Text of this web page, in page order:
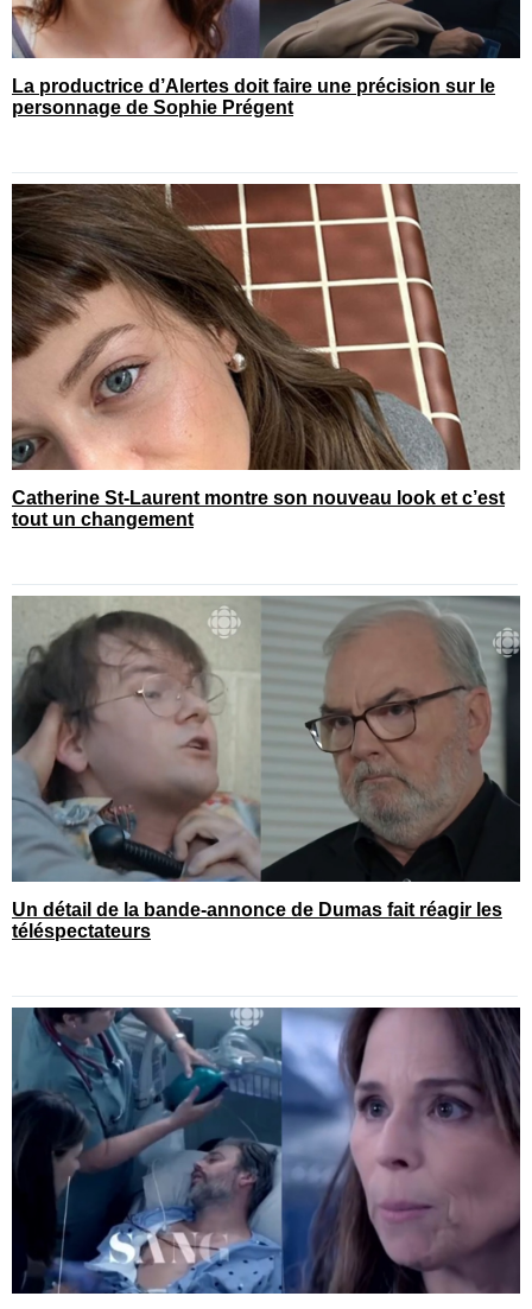
La productrice d’Alertes doit faire une précision sur le
personnage de Sophie Prégent
Catherine St-Laurent montre son nouveau look et c’est
tout un changement
Un détail de la bande-annonce de Dumas fait réagir les
téléspectateurs